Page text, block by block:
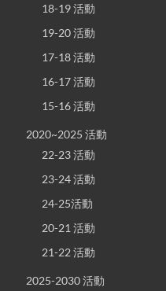
18-19 活動
19-20 活動
17-18 活動
16-17 活動
15-16 活動
2020~2025 活動
22-23 活動
23-24 活動
24-25活動
20-21 活動
21-22 活動
2025-2030 活動